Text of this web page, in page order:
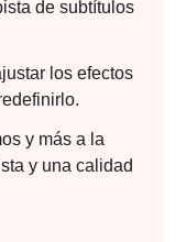
de subtítulos
los efectos
y más a la
y una calidad